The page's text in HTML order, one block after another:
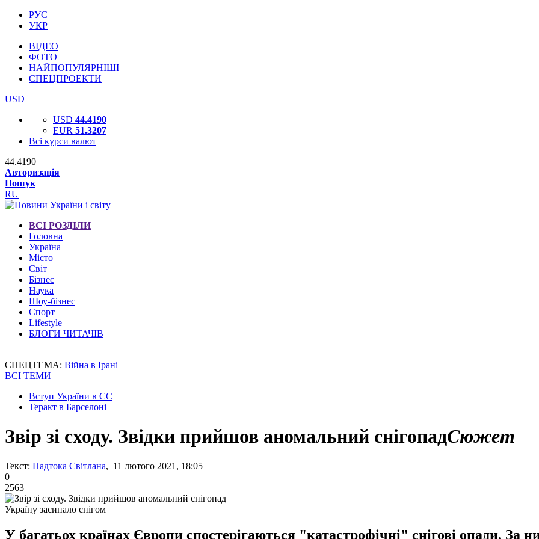
РУС
УКР
ВІДЕО
ФОТО
НАЙПОПУЛЯРНІШІ
СПЕЦПРОЕКТИ
USD
USD 44.4190
EUR 51.3207
Всі курси валют
44.4190
Авторизація
Пошук
RU
ВСІ РОЗДІЛИ
Головна
Україна
Місто
Світ
Бізнес
Наука
Шоу-бізнес
Спорт
Lifestyle
БЛОГИ ЧИТАЧІВ
СПЕЦТЕМА: Війна в Ірані
ВСІ ТЕМИ
Вступ України в ЄС
Теракт в Барселоні
Звір зі сходу. Звідки прийшов аномальний снігопадСюжет
Текст: Надтока Світлана, 11 лютого 2021, 18:05
0
2563
Україну засипало снігом
У багатьох країнах Європи спостерігаються "катастрофічні" снігові опади. За